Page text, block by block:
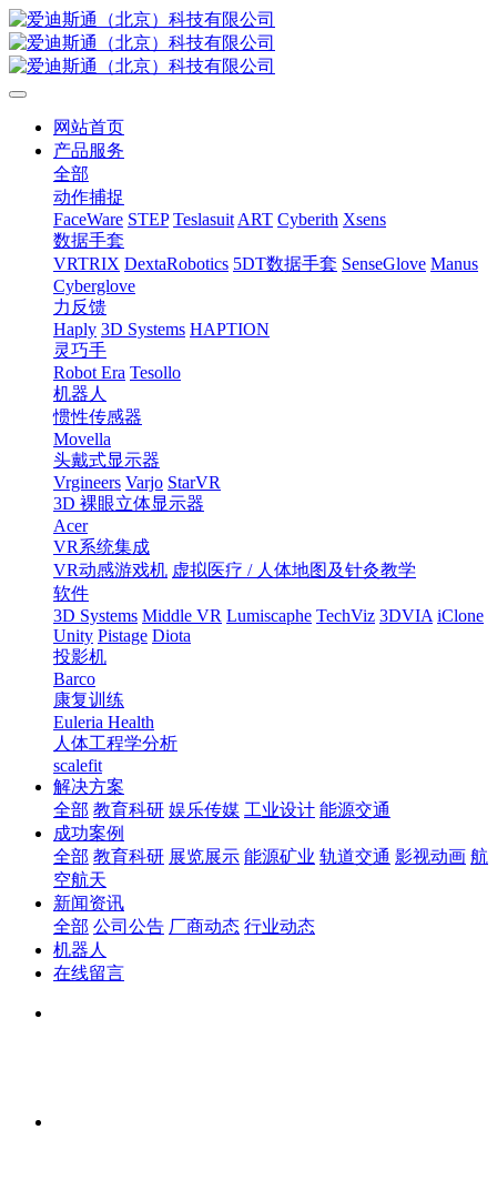
网站首页
产品服务
全部
动作捕捉
FaceWare STEP Teslasuit ART Cyberith Xsens
数据手套
VRTRIX DextaRobotics 5DT数据手套 SenseGlove Manus
Cyberglove
力反馈
Haply 3D Systems HAPTION
灵巧手
Robot Era Tesollo
机器人
惯性传感器
Movella
头戴式显示器
Vrgineers Varjo StarVR
3D 裸眼立体显示器
Acer
VR系统集成
VR动感游戏机 虚拟医疗 / 人体地图及针灸教学
软件
3D Systems Middle VR Lumiscaphe TechViz 3DVIA iClone
Unity Pistage Diota
投影机
Barco
康复训练
Euleria Health
人体工程学分析
scalefit
解决方案
全部 教育科研 娱乐传媒 工业设计 能源交通
成功案例
全部 教育科研 展览展示 能源矿业 轨道交通 影视动画 航
空航天
新闻资讯
全部 公司公告 厂商动态 行业动态
机器人
在线留言